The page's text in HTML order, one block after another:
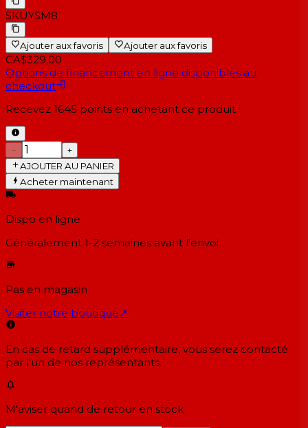
SKUYSM8
Ajouter aux favoris Ajouter aux favoris
CA$329.00
Options de financement en ligne disponibles au
checkout
Recevez 1645 points en achetant ce produit
−
+
AJOUTER AU PANIER
Acheter maintenant
Dispo en ligne
Généralement 1-2 semaines avant l'envoi
Pas en magasin
Visiter notre boutique↗
En cas de retard supplémentaire, vous serez contacté
par l'un de nos représentants.
M'aviser quand de retour en stock